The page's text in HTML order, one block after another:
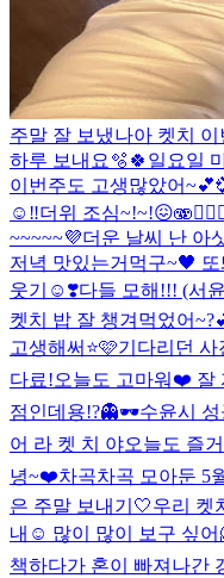
주말 잘 보냈나아 켓치
하루 보내요🫧🍀 일요일
이번주도 고생많았어
☺️‼️더위 조심
~~~~~💜더운 날씨 난 아
저녁 맛있는거먹구~🖤
웃기☺️❣️다들 모해!!! (서
켓치 밥 잘 챙겨먹었어
고생해써⭐️🩷기다리던 사
다료!오늘도 고마워❤️ 잘
점인데용!?👻🕶️수윤시 성
어 라 켓 치 야오늘도 즐
녕~❤️차곡차곡 모아둔 5
은 주말 보내기🤍우리 켓
내☺️ 많이 많이 보구 싶어
책하다가 혼이 빠져나간